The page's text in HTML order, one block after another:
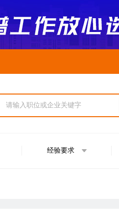
请输入职位或企业关键字
经验要求